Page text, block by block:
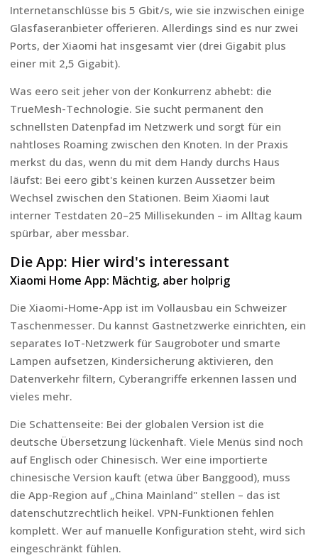
Internetanschlüsse bis 5 Gbit/s, wie sie inzwischen einige
Glasfaseranbieter offerieren. Allerdings sind es nur zwei
Ports, der Xiaomi hat insgesamt vier (drei Gigabit plus
einer mit 2,5 Gigabit).
Was eero seit jeher von der Konkurrenz abhebt: die
TrueMesh-Technologie. Sie sucht permanent den
schnellsten Datenpfad im Netzwerk und sorgt für ein
nahtloses Roaming zwischen den Knoten. In der Praxis
merkst du das, wenn du mit dem Handy durchs Haus
läufst: Bei eero gibt's keinen kurzen Aussetzer beim
Wechsel zwischen den Stationen. Beim Xiaomi laut
interner Testdaten 20–25 Millisekunden – im Alltag kaum
spürbar, aber messbar.
Die App: Hier wird's interessant
Xiaomi Home App: Mächtig, aber holprig
Die Xiaomi-Home-App ist im Vollausbau ein Schweizer
Taschenmesser. Du kannst Gastnetzwerke einrichten, ein
separates IoT-Netzwerk für Saugroboter und smarte
Lampen aufsetzen, Kindersicherung aktivieren, den
Datenverkehr filtern, Cyberangriffe erkennen lassen und
vieles mehr.
Die Schattenseite: Bei der globalen Version ist die
deutsche Übersetzung lückenhaft. Viele Menüs sind noch
auf Englisch oder Chinesisch. Wer eine importierte
chinesische Version kauft (etwa über Banggood), muss
die App-Region auf „China Mainland" stellen – das ist
datenschutzrechtlich heikel. VPN-Funktionen fehlen
komplett. Wer auf manuelle Konfiguration steht, wird sich
eingeschränkt fühlen.